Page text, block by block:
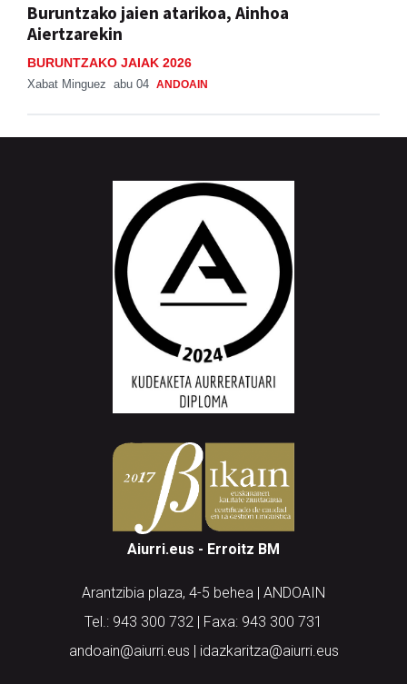
Buruntzako jaien atarikoa, Ainhoa
Aiertzarekin
BURUNTZAKO JAIAK 2026
Xabat Minguez abu 04 ANDOAIN
Aiurri.eus - Erroitz BM
Arantzibia plaza, 4-5 behea | ANDOAIN
Tel.: 943 300 732 | Faxa: 943 300 731
andoain@aiurri.eus | idazkaritza@aiurri.eus